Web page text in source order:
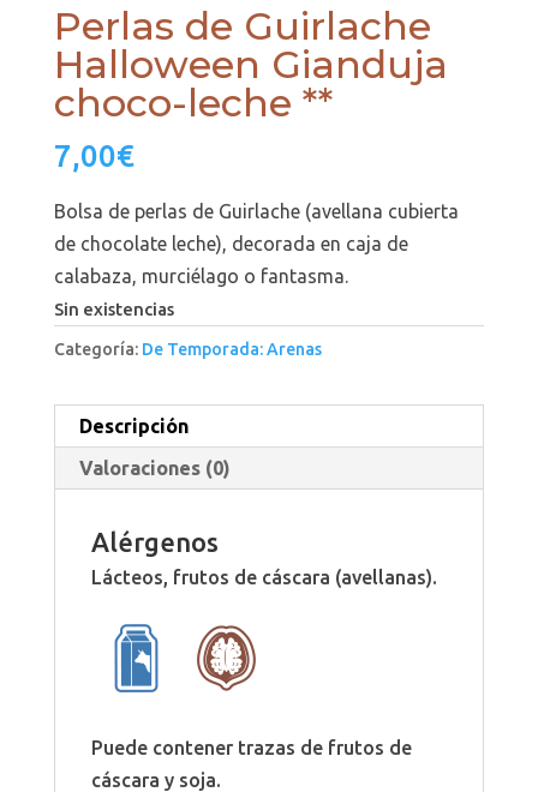
Perlas de Guirlache
Halloween Gianduja
choco-leche **
7,00€
Bolsa de perlas de Guirlache (avellana cubierta
de chocolate leche), decorada en caja de
calabaza, murciélago o fantasma.
Sin existencias
Categoría: De Temporada: Arenas
Descripción
Valoraciones (0)
Alérgenos
Lácteos, frutos de cáscara (avellanas).
Puede contener trazas de frutos de
cáscara y soja.